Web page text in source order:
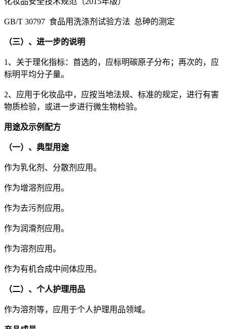
GB/T 30797 食品用洗涤剂试验方法 总砷的测定
（三）、进一步的说明
1、关于理化指标：首选的，应标明碳原子分布；再次的，应
标明平均分子量。
2、应用于化妆品中，应按当地法规、标准的规定，进行有害
物质检验，或进一步进行微生物检验。
用途及示例配方
（一）、典型用途
作为乳化剂、分散剂应用。
作为增溶剂应用。
作为去污剂应用。
作为润滑剂应用。
作为溶剂应用。
作为有机合成中间体应用。
（二）、个人护理用品
作为溶剂等，应用于个人护理用品领域。